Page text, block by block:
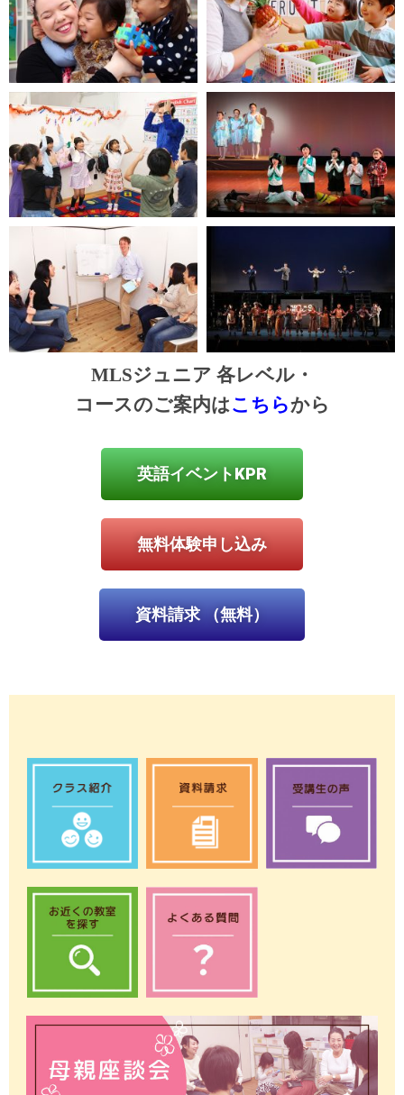
MLSジュニア 各レベル・
コースのご案内はこちらから
英語イベントKPR
無料体験申し込み
資料請求 （無料）